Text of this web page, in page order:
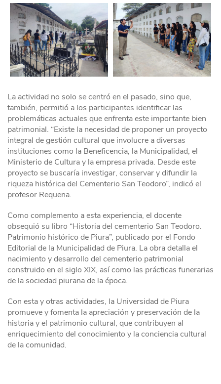
La actividad no solo se centró en el pasado, sino que,
también, permitió a los participantes identificar las
problemáticas actuales que enfrenta este importante bien
patrimonial. “Existe la necesidad de proponer un proyecto
integral de gestión cultural que involucre a diversas
instituciones como la Beneficencia, la Municipalidad, el
Ministerio de Cultura y la empresa privada. Desde este
proyecto se buscaría investigar, conservar y difundir la
riqueza histórica del Cementerio San Teodoro”, indicó el
profesor Requena.
Como complemento a esta experiencia, el docente
obsequió su libro “Historia del cementerio San Teodoro.
Patrimonio histórico de Piura”, publicado por el Fondo
Editorial de la Municipalidad de Piura. La obra detalla el
nacimiento y desarrollo del cementerio patrimonial
construido en el siglo XIX, así como las prácticas funerarias
de la sociedad piurana de la época.
Con esta y otras actividades, la Universidad de Piura
promueve y fomenta la apreciación y preservación de la
historia y el patrimonio cultural, que contribuyen al
enriquecimiento del conocimiento y la conciencia cultural
de la comunidad.